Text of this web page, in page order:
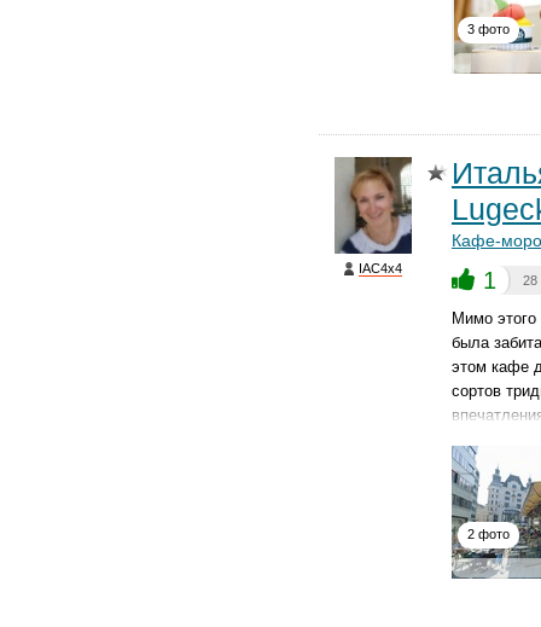
3 фото
IAC4x4
Кафе-
1 28
Мимо этого
была
этом кафе
сортов
2 фото